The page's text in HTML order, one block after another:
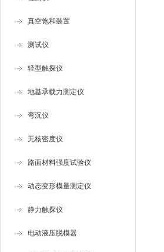
真空饱和装置
测试仪
轻型触探仪
地基承载力测定仪
弯沉仪
无核密度仪
路面材料强度试验仪
动态变形模量测定仪
静力触探仪
电动液压脱模器